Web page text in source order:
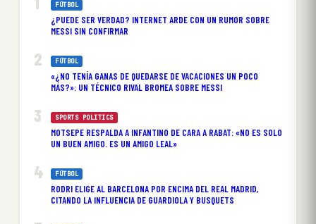
FÚTBOL
¿PUEDE SER VERDAD? INTERNET ARDE CON UN RUMOR SOBRE
MESSI SIN CONFIRMAR
FÚTBOL
«¿NO TENÍA GANAS DE QUEDARSE DE VACACIONES UN POCO
MÁS?»: UN TÉCNICO RIVAL BROMEA SOBRE MESSI
SPORTS POLITICS
MOTSEPE RESPALDA A INFANTINO DE CARA A RABAT: «NO ES SOLO
UN BUEN AMIGO. ES UN AMIGO LEAL»
FÚTBOL
RODRI ELIGE AL BARCELONA POR ENCIMA DEL REAL MADRID,
CITANDO LA INFLUENCIA DE GUARDIOLA Y BUSQUETS